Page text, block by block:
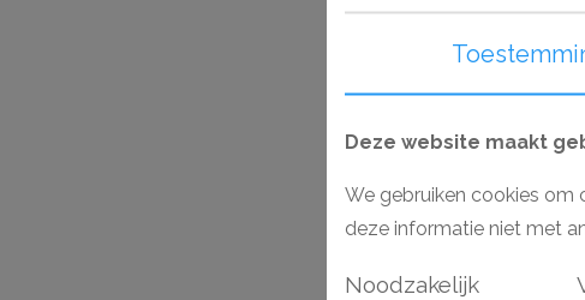
Deze website maakt
We gebruiken cookies om
deze informatie niet met
Noodzakelijk